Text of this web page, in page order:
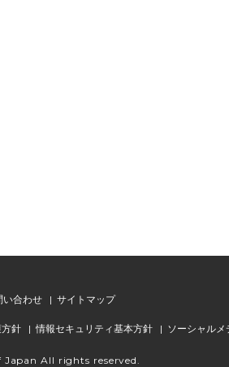
い合わせ サイトマップ
針 情報セキュリティ基本方針 ソーシャルメ
All rights reserved.